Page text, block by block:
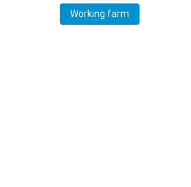
Working farm